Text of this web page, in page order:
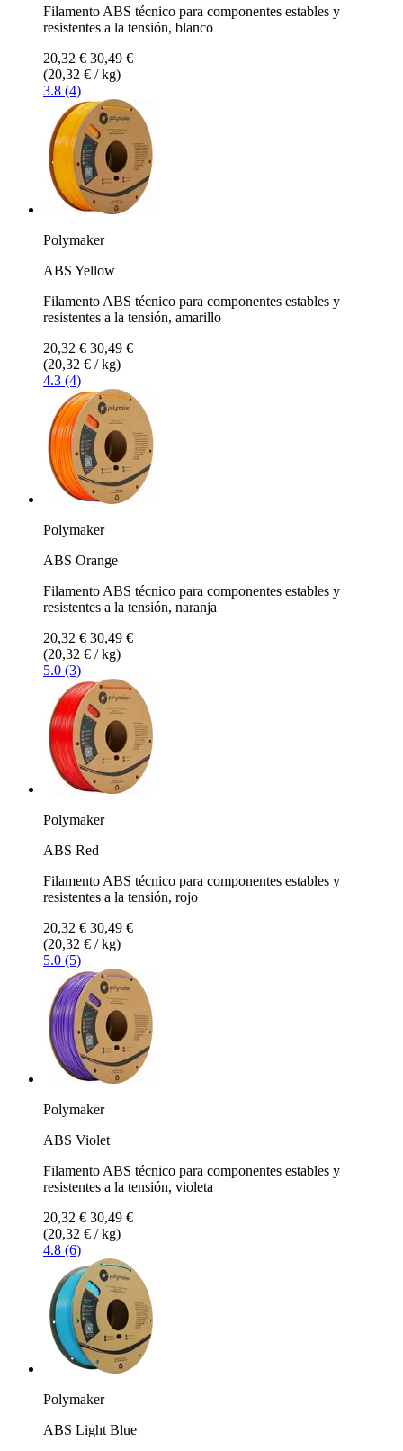
Filamento ABS técnico para componentes estables y
resistentes a la tensión, blanco
20,32 € 30,49 €
(20,32 € / kg)
3.8 (4)
Polymaker
ABS Yellow
Filamento ABS técnico para componentes estables y
resistentes a la tensión, amarillo
20,32 € 30,49 €
(20,32 € / kg)
4.3 (4)
Polymaker
ABS Orange
Filamento ABS técnico para componentes estables y
resistentes a la tensión, naranja
20,32 € 30,49 €
(20,32 € / kg)
5.0 (3)
Polymaker
ABS Red
Filamento ABS técnico para componentes estables y
resistentes a la tensión, rojo
20,32 € 30,49 €
(20,32 € / kg)
5.0 (5)
Polymaker
ABS Violet
Filamento ABS técnico para componentes estables y
resistentes a la tensión, violeta
20,32 € 30,49 €
(20,32 € / kg)
4.8 (6)
Polymaker
ABS Light Blue